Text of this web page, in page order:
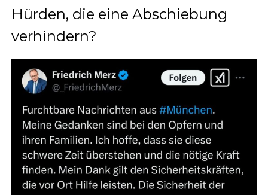
Hürden, die eine Abschiebung
verhindern?